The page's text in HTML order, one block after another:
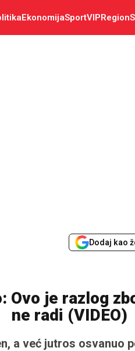
EkonomijaSportVIPRegion
Dodaj kao
Ovo je razlog
ne radi (VIDEO)
a već jutros osvanuo